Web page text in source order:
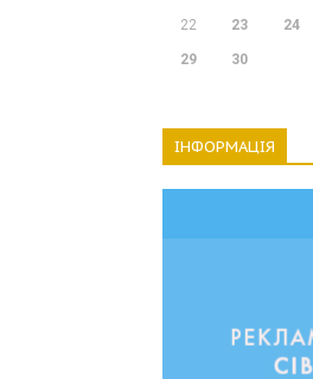
22 23 24
29 30
ІНФОРМАЦІЯ